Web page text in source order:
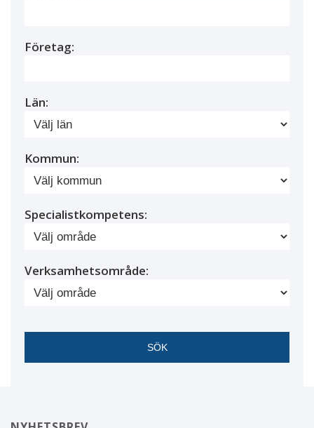
Företag:
Län:
Kommun:
Specialistkompetens:
Verksamhetsområde: